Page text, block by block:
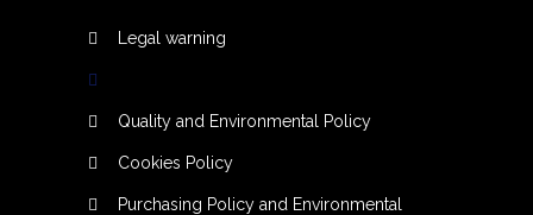
Legal warning
Quality and Environmental Policy
Cookies Policy
Purchasing Policy and Environmental